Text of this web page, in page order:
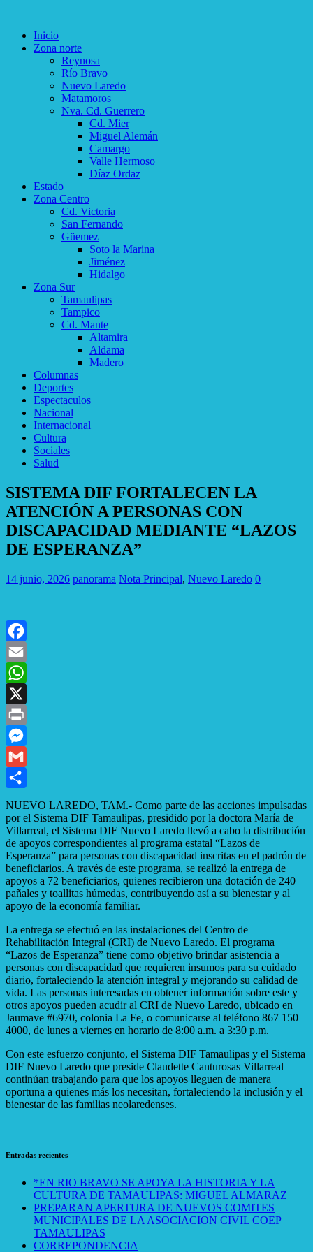
Inicio
Zona norte
Reynosa
Río Bravo
Nuevo Laredo
Matamoros
Nva. Cd. Guerrero
Cd. Mier
Miguel Alemán
Camargo
Valle Hermoso
Díaz Ordaz
Estado
Zona Centro
Cd. Victoria
San Fernando
Güemez
Soto la Marina
Jiménez
Hidalgo
Zona Sur
Tamaulipas
Tampico
Cd. Mante
Altamira
Aldama
Madero
Columnas
Deportes
Espectaculos
Nacional
Internacional
Cultura
Sociales
Salud
SISTEMA DIF FORTALECEN LA
ATENCIÓN A PERSONAS CON
DISCAPACIDAD MEDIANTE “LAZOS
DE ESPERANZA”
14 junio, 2026 panorama Nota Principal, Nuevo Laredo 0
Facebook
Email
WhatsApp
X
Print
Messenger
Gmail
NUEVO LAREDO, TAM.- Como parte de las acciones impulsadas
por el Sistema DIF Tamaulipas, presidido por la doctora María de
Villarreal, el Sistema DIF Nuevo Laredo llevó a cabo la distribución
de apoyos correspondientes al programa estatal “Lazos de
Esperanza” para personas con discapacidad inscritas en el padrón de
beneficiarios. A través de este programa, se realizó la entrega de
apoyos a 72 beneficiarios, quienes recibieron una dotación de 240
pañales y toallitas húmedas, contribuyendo así a su bienestar y al
apoyo de la economía familiar.
La entrega se efectuó en las instalaciones del Centro de
Rehabilitación Integral (CRI) de Nuevo Laredo. El programa
“Lazos de Esperanza” tiene como objetivo brindar asistencia a
personas con discapacidad que requieren insumos para su cuidado
diario, fortaleciendo la atención integral y mejorando su calidad de
vida. Las personas interesadas en obtener información sobre este y
otros apoyos pueden acudir al CRI de Nuevo Laredo, ubicado en
Jaumave #6970, colonia La Fe, o comunicarse al teléfono 867 150
4000, de lunes a viernes en horario de 8:00 a.m. a 3:30 p.m.
Con este esfuerzo conjunto, el Sistema DIF Tamaulipas y el Sistema
DIF Nuevo Laredo que preside Claudette Canturosas Villarreal
continúan trabajando para que los apoyos lleguen de manera
oportuna a quienes más los necesitan, fortaleciendo la inclusión y el
bienestar de las familias neolaredenses.
Entradas recientes
*EN RIO BRAVO SE APOYA LA HISTORIA Y LA
CULTURA DE TAMAULIPAS: MIGUEL ALMARAZ
PREPARAN APERTURA DE NUEVOS COMITES
MUNICIPALES DE LA ASOCIACION CIVIL COEP
TAMAULIPAS
CORREPONDENCIA